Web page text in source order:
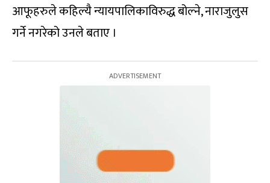
आफूहरुले कहिल्यै न्यायपालिकाविरुद्ध बोल्ने, नाराजुलुस
गर्ने नगरेको उनले बताए ।